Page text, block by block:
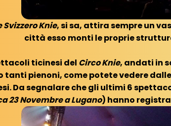
Knie, si sa, attira sempre un
città esso monti le proprie
ticinesi del Circo Knie, andati in
tanti pienoni, come potete vedere
Da segnalare che gli ultimi 6
23 Novembre a Lugano) hanno